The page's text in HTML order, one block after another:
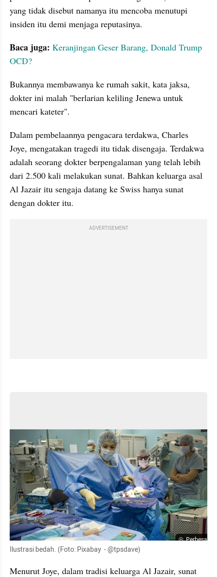
yang tidak disebut namanya itu mencoba menutupi
insiden itu demi menjaga reputasinya.
Baca juga: Keranjingan Geser Barang, Donald Trump
OCD?
Bukannya membawanya ke rumah sakit, kata jaksa,
dokter ini malah "berlarian keliling Jenewa untuk
mencari kateter".
Dalam pembelaannya pengacara terdakwa, Charles
Joye, mengatakan tragedi itu tidak disengaja. Terdakwa
adalah seorang dokter berpengalaman yang telah lebih
dari 2.500 kali melakukan sunat. Bahkan keluarga asal
Al Jazair itu sengaja datang ke Swiss hanya sunat
dengan dokter itu.
ADVERTISEMENT
Perbesar
Ilustrasi bedah. (Foto: Pixabay  - @tpsdave)
Menurut Joye, dalam tradisi keluarga Al Jazair, sunat